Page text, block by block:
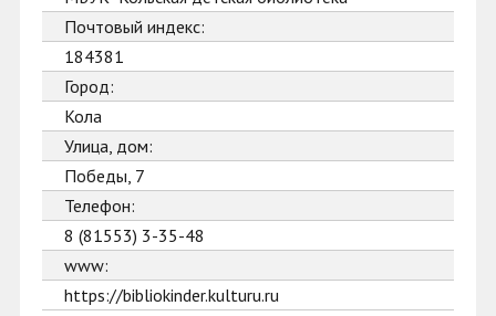
Почтовый индекс:
184381
Город:
Кола
Улица, дом:
Победы, 7
Телефон:
8 (81553) 3-35-48
www:
https://bibliokinder.kulturu.ru